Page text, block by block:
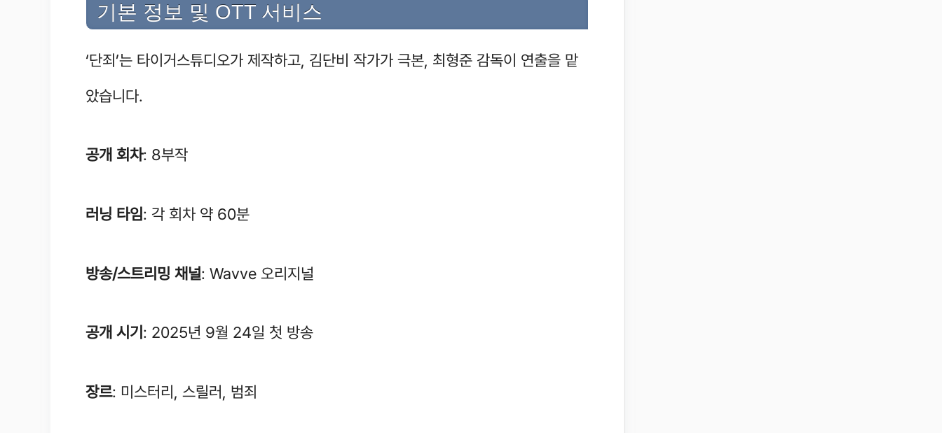
기본 정보 및 OTT 서비스
‘단죄’는 타이거스튜디오가 제작하고, 김단비 작가가 극본, 최형준 감독이 연출을 맡
았습니다.
공개 회차: 8부작
러닝 타임: 각 회차 약 60분
방송/스트리밍 채널: Wavve 오리지널
공개 시기 : 2025년 9월 24일 첫 방송
장르: 미스터리, 스릴러, 범죄